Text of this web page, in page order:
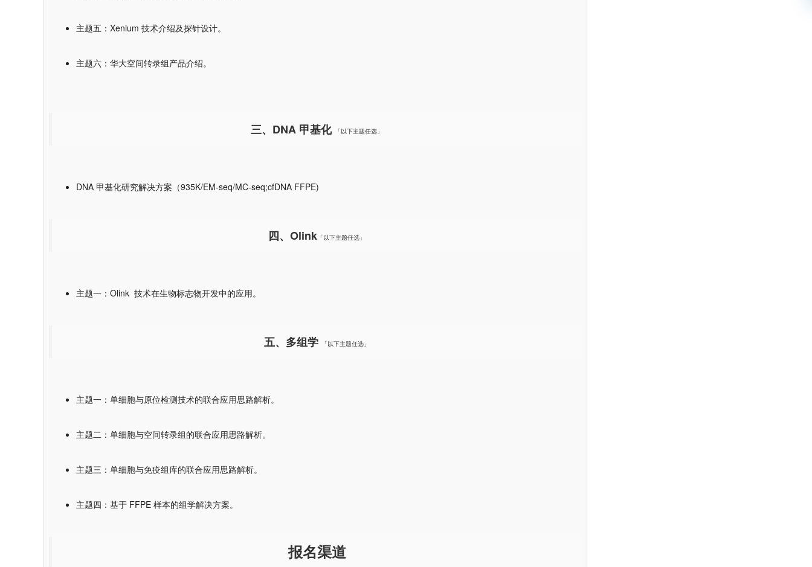
主题五：Xenium 技术介绍及探针设计。
主题六：华大空间转录组产品介绍。
三、DNA 甲基化 「以下主题任选」
DNA 甲基化研究解决方案（935K/EM-seq/MC-seq;cfDNA FFPE)
四、Olink 「以下主题任选」
主题一：Olink 技术在生物标志物开发中的应用。
五、多组学 「以下主题任选」
主题一：单细胞与原位检测技术的联合应用思路解析。
主题二：单细胞与空间转录组的联合应用思路解析。
主题三：单细胞与免疫组库的联合应用思路解析。
主题四：基于 FFPE 样本的组学解决方案。
报名渠道